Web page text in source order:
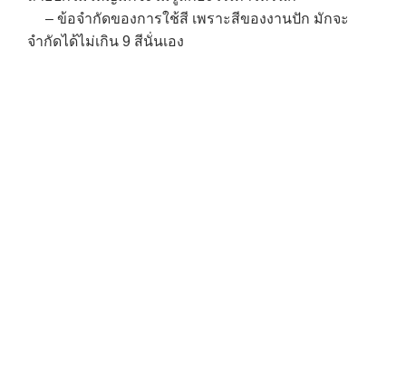
– ข้อจำกัดของการใช้สี เพราะสีของงานปัก มักจะ
จำกัดได้ไม่เกิน 9 สีนั่นเอง